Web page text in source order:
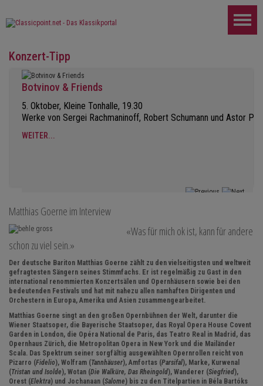
Konzert-Tipp
Botvinov & Friends
5. Oktober, Kleine Tonhalle, 19.30
Werke von Sergei Rachmaninoff, Robert Schumann und Astor
WEITER...
Matthias Goerne im Interview
«Was für mich ok ist, kann für andere
schon zu viel sein.»
Der deutsche Bariton Matthias Goerne zählt zu den vielseitigsten und weltweit
gefragtesten Sängern seines Stimmfachs. Er ist regelmäßig zu Gast in den
international renommierten Konzertsälen und Opernhäusern sowie bei den
bedeutenden Festivals und hat mit nahezu allen namhaften Dirigenten und
Orchestern in Europa, Amerika und Asien zusammengearbeitet.
Matthias Goerne singt an den großen Opernbühnen der Welt, darunter die
Wiener Staatsoper, die Bayerische Staatsoper, das Royal Opera House Covent
Garden in London, die Opéra National de Paris, das Teatro Real in Madrid, das
Opernhaus Zürich, die Metropolitan Opera in New York und die Mailänder
Scala. Das Spektrum seiner sorgfältig ausgewählten Opernrollen reicht von
Pizarro (Fidelio), Wolfram (Tannhäuser), Amfortas (Parsifal), Marke, Kurwenal
(Tristan und Isolde), Wotan (Die Walküre, Das Rheingold), Wanderer (Siegfried),
Orest (Elektra) und Jochanaan (Salome) bis zu den Titelpartien in Béla Bartóks